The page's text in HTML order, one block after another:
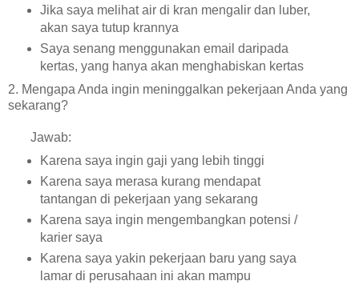
Jika saya melihat air di kran mengalir dan luber,
akan saya tutup krannya
Saya senang menggunakan email daripada
kertas, yang hanya akan menghabiskan kertas
2. Mengapa Anda ingin meninggalkan pekerjaan Anda yang
sekarang?
Jawab:
Karena saya ingin gaji yang lebih tinggi
Karena saya merasa kurang mendapat
tantangan di pekerjaan yang sekarang
Karena saya ingin mengembangkan potensi /
karier saya
Karena saya yakin pekerjaan baru yang saya
lamar di perusahaan ini akan mampu